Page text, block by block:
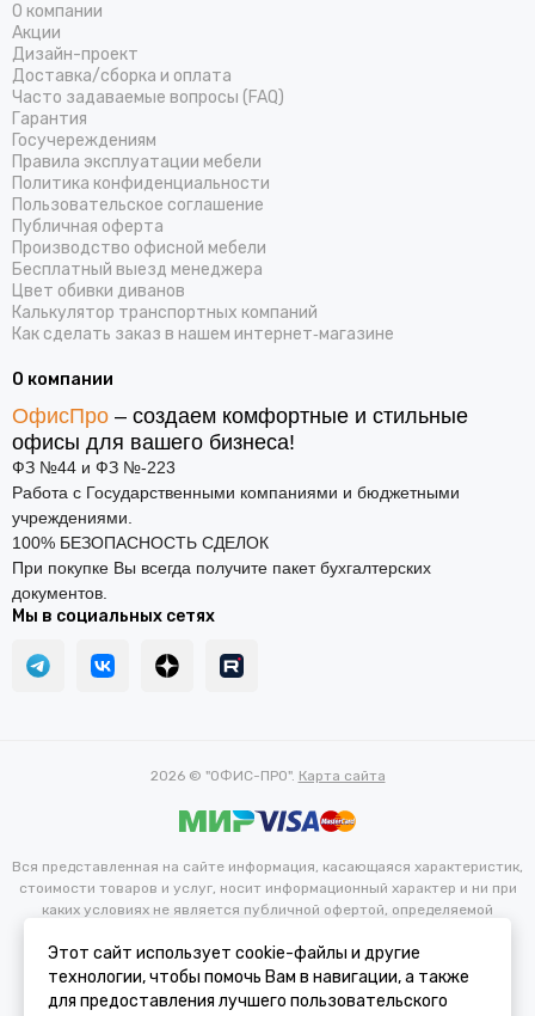
О компании
Акции
Дизайн-проект
Доставка/cборка и оплата
Часто задаваемые вопросы (FAQ)
Гарантия
Госучереждениям
Правила эксплуатации мебели
Политика конфиденциальности
Пользовательское соглашение
Публичная оферта
Производство офисной мебели
Бесплатный выезд менеджера
Цвет обивки диванов
Калькулятор транспортных компаний
Как сделать заказ в нашем интернет‑магазине
О компании
ОфисПро – создаем комфортные и стильные
офисы для вашего бизнеса!
ФЗ №44 и ФЗ №-223
Работа с Государственными компаниями и бюджетными
учреждениями.
100% БЕЗОПАСНОСТЬ СДЕЛОК
При покупке Вы всегда получите пакет бухгалтерских
документов.
Мы в социальных сетях
2026 © "ОФИС-ПРО". Карта сайта
Вся представленная на сайте информация, касающаяся характеристик,
стоимости товаров и услуг, носит информационный характер и ни при
каких условиях не является публичной офертой, определяемой
Цвета ЛДСП обивок, деревянных частей и целиковых изделий в
реальности может отличаться от изображения на сайте ввиду
особенностей цветопередачи и настроек различных электронных
Этот сайт использует cookie-файлы и другие
технологии, чтобы помочь Вам в навигации, а также
для предоставления лучшего пользовательского